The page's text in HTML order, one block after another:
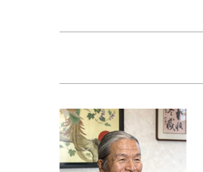
相続税の申告期限
相続税 無申告
生前贈与 相続税
税理士 相続 報酬
相続 税理士 費用
相続税申告 報酬
相続 遺産
農業法人とは
農業 税理士
農業 個人
個人農業
家族経営 農業
農業 一人 経営
農業 青色申告決算書
農業法人 会計